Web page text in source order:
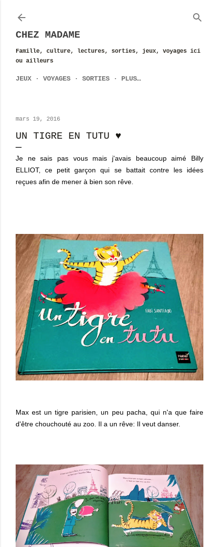
CHEZ MADAME
Famille, culture, lectures, sorties, jeux, voyages ici
ou ailleurs
JEUX VOYAGES SORTIES PLUS…
mars 19, 2016
UN TIGRE EN TUTU ♥
Je ne sais pas vous mais j'avais beaucoup aimé Billy
ELLIOT, ce petit garçon qui se battait contre les idées
reçues afin de mener à bien son rêve.
Max est un tigre parisien, un peu pacha, qui n'a que faire
d'être chouchouté au zoo. Il a un rêve: Il veut danser.